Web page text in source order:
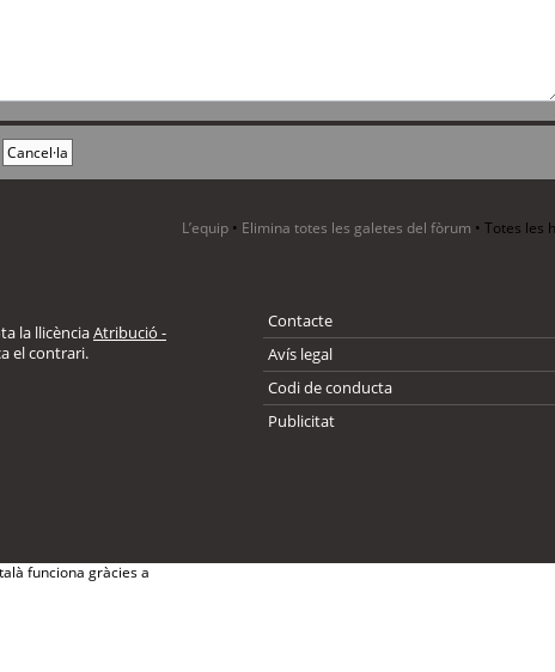
L’equip • Elimina totes les galetes del fòrum • Totes les
la llicènciaAtribució -
el contrari.
Contacte
Avís legal
Codi de conducta
Publicitat
funciona gràcies a